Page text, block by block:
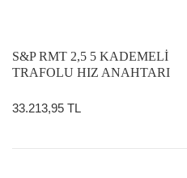
S&P RMT 2,5 5 KADEMELİ
TRAFOLU HIZ ANAHTARI
33.213,95 TL